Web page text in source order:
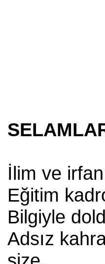
İlim ve
Eğitim
Bilgiyle
Adsız